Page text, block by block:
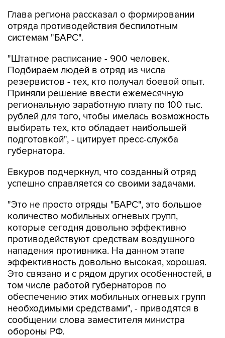
Глава региона рассказал о формировании
отряда противодействия беспилотным
системам "БАРС".
"Штатное расписание - 900 человек.
Подбираем людей в отряд из числа
резервистов - тех, кто получал боевой опыт.
Приняли решение ввести ежемесячную
региональную заработную плату по 100 тыс.
рублей для того, чтобы имелась возможность
выбирать тех, кто обладает наибольшей
подготовкой", - цитирует пресс-служба
губернатора.
Евкуров подчеркнул, что созданный отряд
успешно справляется со своими задачами.
"Это не просто отряды "БАРС", это большое
количество мобильных огневых групп,
которые сегодня довольно эффективно
противодействуют средствам воздушного
нападения противника. На данном этапе
эффективность довольно высокая, хорошая.
Это связано и с рядом других особенностей, в
том числе работой губернаторов по
обеспечению этих мобильных огневых групп
необходимыми средствами", - приводятся в
сообщении слова заместителя министра
обороны РФ.